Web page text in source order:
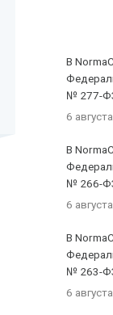
В
№ 277-
6
В
№ 266-
6
В
№ 263-
6